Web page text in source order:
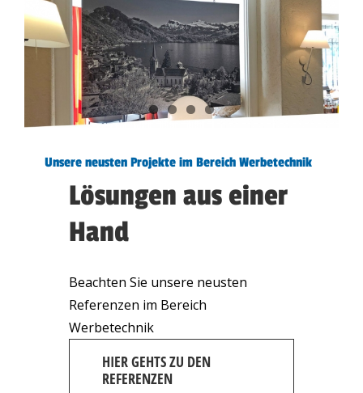
Unsere neusten Projekte im Bereich Werbetechnik
Lösungen aus einer
Hand
Beachten Sie unsere neusten
Referenzen im Bereich
Werbetechnik
HIER GEHTS ZU DEN
REFERENZEN